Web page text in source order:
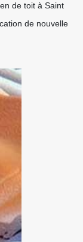
de toit à Saint
de nouvelle